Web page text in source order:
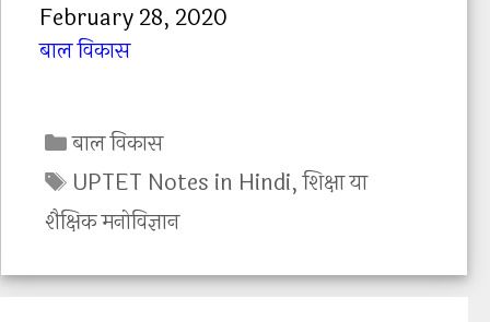
Date
February 28, 2020
In relation to
बाल विकास
C
a
t
e
g
o
बाल विकास
T
a
g
s
UPTET Notes in Hindi,शिक्षा या
शैक्षिक मनोविज्ञान